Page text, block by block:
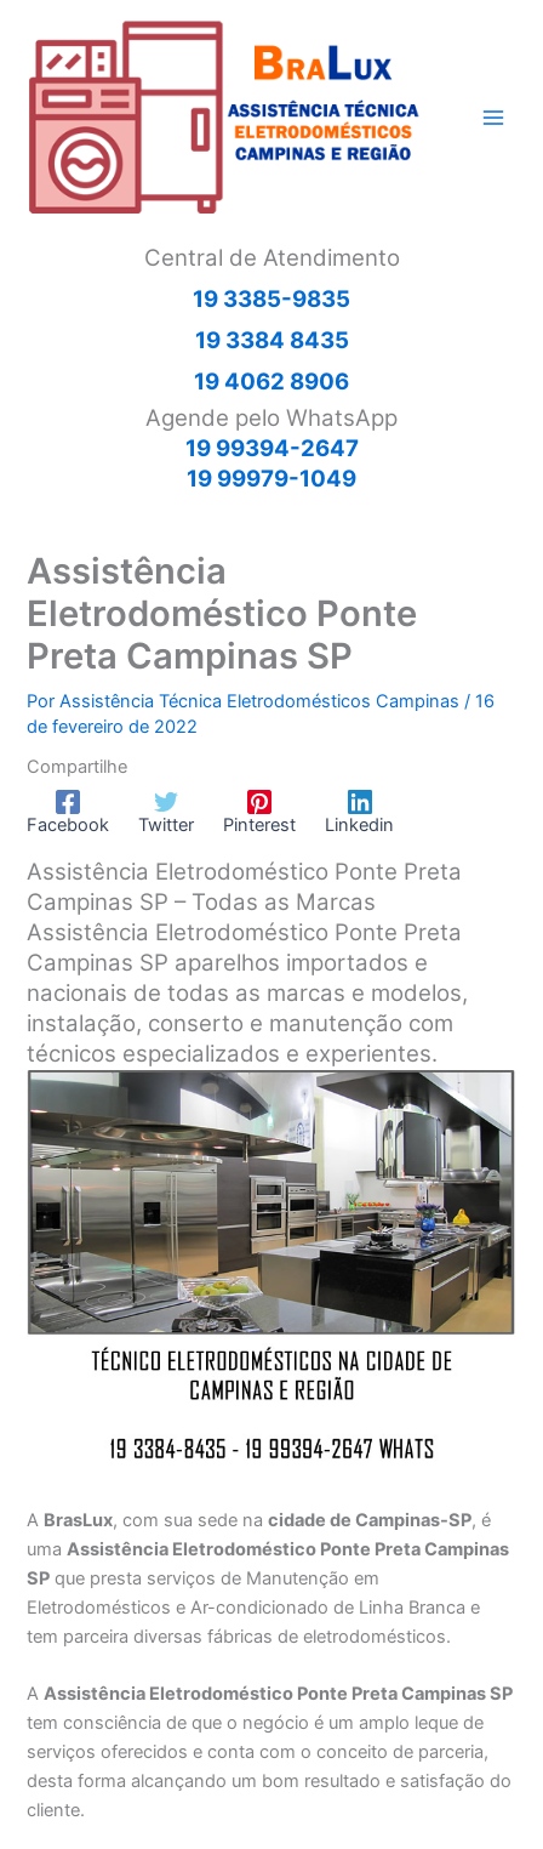
conteúdo
Central de Atendimento
19 3385-9835
19 3384 8435
19 4062 8906
Agende pelo WhatsApp
19 99394-2647
19 99979-1049
Assistência
Eletrodoméstico Ponte
Preta Campinas SP
PorAssistência Técnica Eletrodomésticos Campinas/16
de fevereiro de 2022
Compartilhe
Facebook Twitter Pinterest Linkedin
Assistência Eletrodoméstico Ponte Preta
Campinas SP – Todas as Marcas
Assistência Eletrodoméstico Ponte Preta
Campinas SP aparelhos importados e
nacionais de todas as marcas e modelos,
instalação, conserto e manutenção com
técnicos especializados e experientes.
A BrasLux, com sua sede nacidade de Campinas-SP, é
umaAssistência Eletrodoméstico Ponte Preta Campinas
SP que presta serviços de Manutenção em
Eletrodomésticos e Ar-condicionado de Linha Branca e
tem parceira diversas fábricas de eletrodomésticos.
AAssistência Eletrodoméstico Ponte Preta Campinas SP
tem consciência de que o negócio é um amplo leque de
serviços oferecidos e conta com o conceito de parceria,
desta forma alcançando um bom resultado e satisfação do
cliente.